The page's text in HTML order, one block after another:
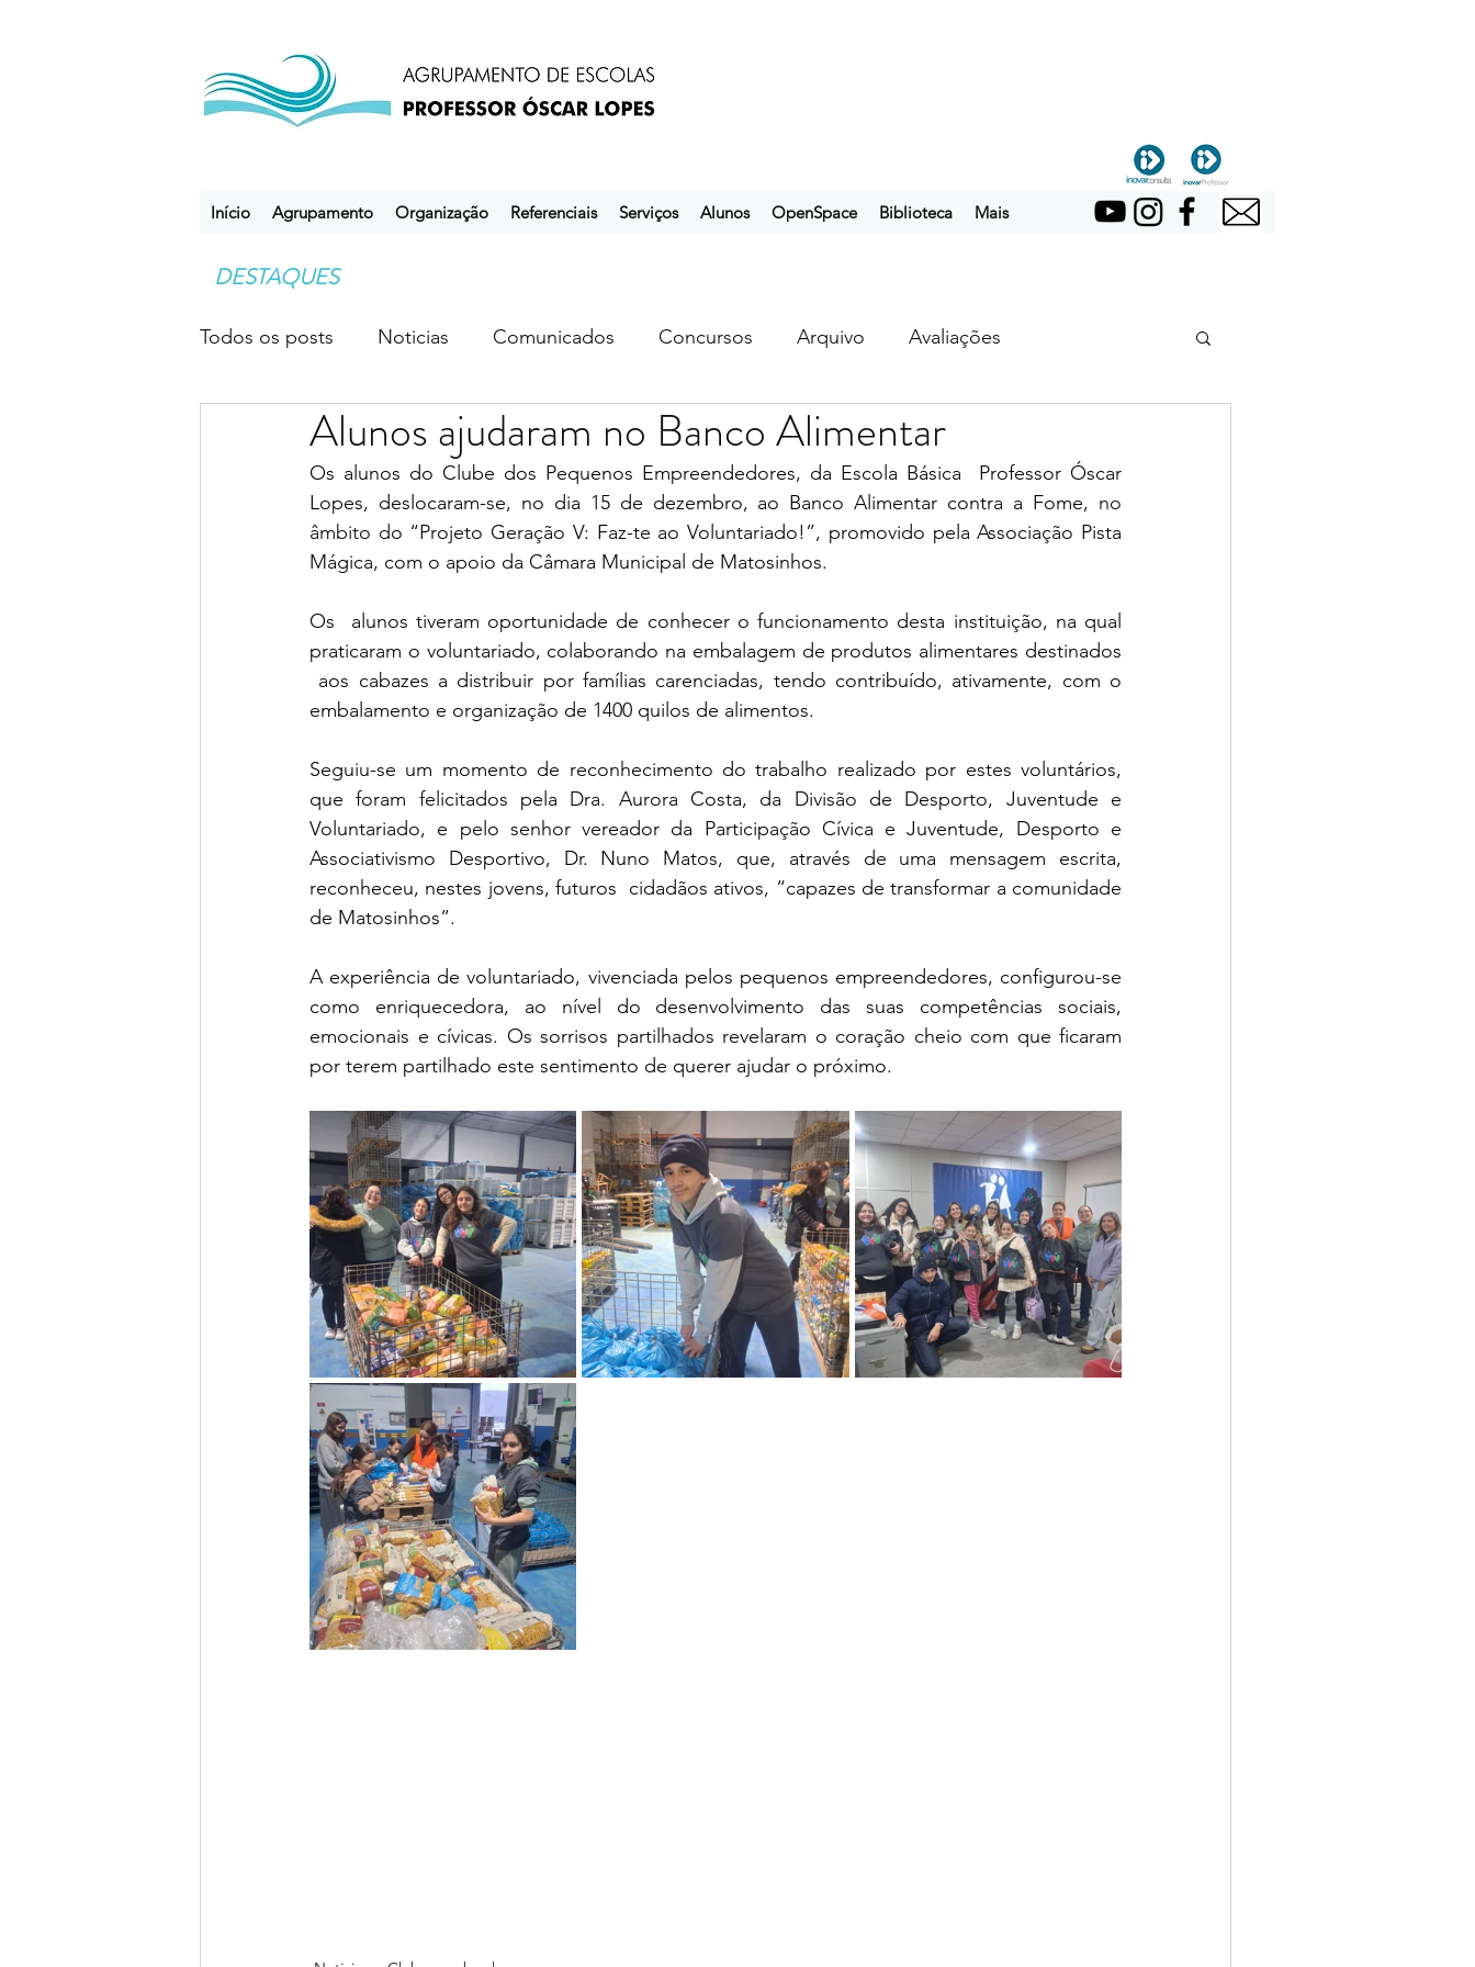
Início Agrupamento Organização Referenciais Serviços Alunos OpenSpace Biblioteca Mais
DESTAQUES
Todos os posts Noticias Comunicados Concursos Arquivo Avaliações
Desporto Escolar Clubes ebem ebpol ubuntu
Alunos ajudaram no Banco Alimentar
Os alunos do Clube dos Pequenos Empreendedores, da Escola Básica  Professor Óscar
Lopes, deslocaram-se, no dia 15 de dezembro, ao Banco Alimentar contra a Fome, no
âmbito do “Projeto Geração V: Faz-te ao Voluntariado!”, promovido pela Associação Pista
Mágica, com o apoio da Câmara Municipal de Matosinhos.
Os  alunos tiveram oportunidade de conhecer o funcionamento desta instituição, na qual
praticaram o voluntariado, colaborando na embalagem de produtos alimentares destinados
aos cabazes a distribuir por famílias carenciadas, tendo contribuído, ativamente, com o
embalamento e organização de 1400 quilos de alimentos.
Seguiu-se um momento de reconhecimento do trabalho realizado por estes voluntários,
que foram felicitados pela Dra. Aurora Costa, da Divisão de Desporto, Juventude e
Voluntariado, e pelo senhor vereador da Participação Cívica e Juventude, Desporto e
Associativismo Desportivo, Dr. Nuno Matos, que, através de uma mensagem escrita,
reconheceu, nestes jovens, futuros  cidadãos ativos, “capazes de transformar a comunidade
de Matosinhos”.
A experiência de voluntariado, vivenciada pelos pequenos empreendedores, configurou-se
como enriquecedora, ao nível do desenvolvimento das suas competências sociais,
emocionais e cívicas. Os sorrisos partilhados revelaram o coração cheio com que ficaram
por terem partilhado este sentimento de querer ajudar o próximo.